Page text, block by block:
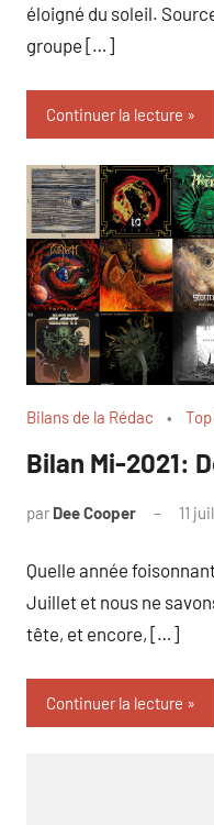
éloigné du soleil.
groupe […]
Continuer la lecture
Bilans de la Rédac Top
Bilan Mi-2021:
par Dee Cooper 11
Quelle année
Juillet et nous ne
tête, et encore, […]
Continuer la lecture